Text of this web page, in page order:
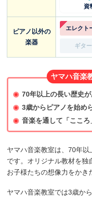
資
ピアノ以外の
楽器
エレクト
ギター
ヤマハ音楽
70年以上の長い歴史
3歳からピアノを始め
音楽を通して「ここ
ヤマハ音楽教室は、70年
です。オリジナル教材を独
お子様たちの想像力をかき
ヤマハ音楽教室では3歳か